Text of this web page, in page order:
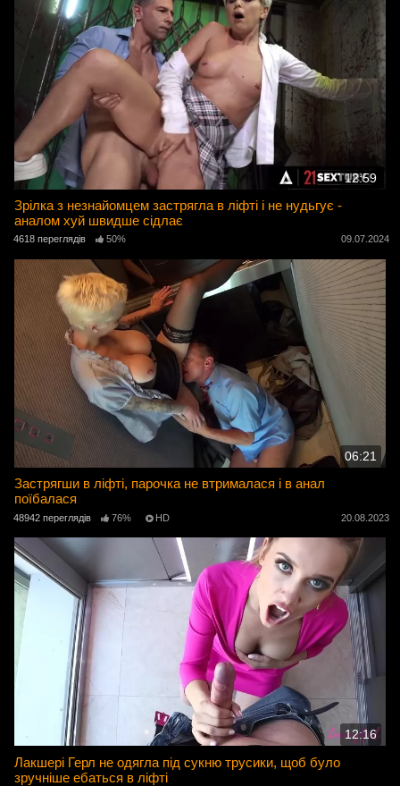
12:59
Зрілка з незнайомцем застрягла в ліфті і не нудьгує -
аналом хуй швидше сідлає
4618 переглядів 50% 09.07.2024
06:21
Застрягши в ліфті, парочка не втрималася і в анал
поїбалася
48942 переглядів 76% HD 20.08.2023
12:16
Лакшері Герл не одягла під сукню трусики, щоб було
зручніше ебаться в ліфті